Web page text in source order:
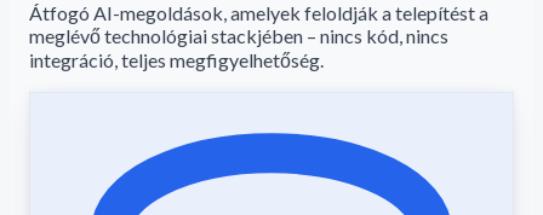
Átfogó AI-megoldások, amelyek feloldják a telepítést a
meglévő technológiai stackjében – nincs kód, nincs
integráció, teljes megfigyelhetőség.